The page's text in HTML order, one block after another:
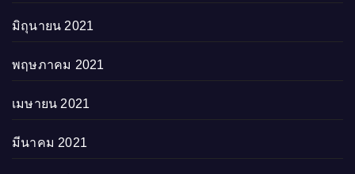
มิถุนายน 2021
พฤษภาคม 2021
เมษายน 2021
มีนาคม 2021